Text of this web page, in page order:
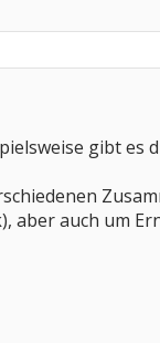
gibt es
aber auch um